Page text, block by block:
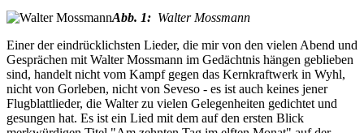
Abb. 1: Walter Mossmann
Einer der eindrücklichsten Lieder, die mir von den vielen Abend und
Gesprächen mit Walter Mossmann im Gedächtnis hängen geblieben
sind, handelt nicht vom Kampf gegen das Kernkraftwerk in Wyhl,
nicht von Gorleben, nicht von Seveso - es ist auch keines jener
Flugblattlieder, die Walter zu vielen Gelegenheiten gedichtet und
gesungen hat. Es ist ein Lied mit dem auf den ersten Blick